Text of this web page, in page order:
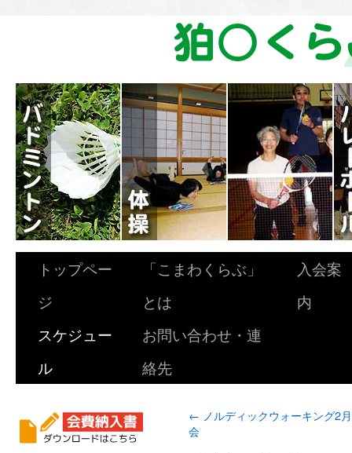
トップペー
ジ
「こまわくらぶ」
とは
入会案
内
スケジュー
ル
お問い合わせ・連
絡先
← ノルディックウォーキング2
会